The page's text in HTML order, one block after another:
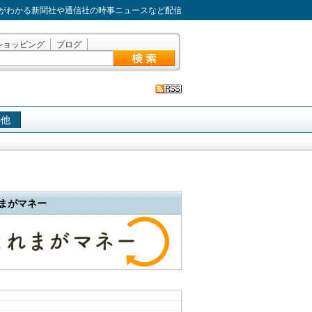
わかる新聞社や通信社の時事ニュースなど配信
ョッピング ブログ
がマネー